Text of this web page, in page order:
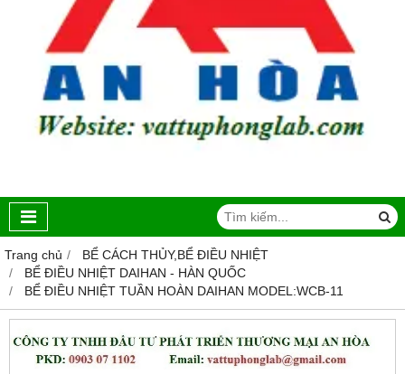
Trang chủ
BỂ CÁCH THỦY,BỂ ĐIỀU NHIỆT
BỂ ĐIỀU NHIỆT DAIHAN - HÀN QUỐC
BỂ ĐIỀU NHIỆT TUẦN HOÀN DAIHAN MODEL:WCB-11